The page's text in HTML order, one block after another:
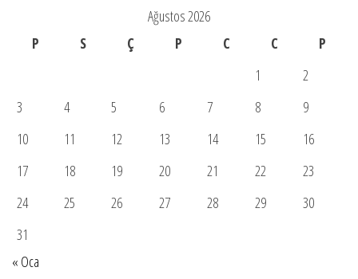
Ağustos 2026
P
S Ç P C C
P
1
2
3
4 5 6 7 8
9
10
11 12 13 14 15
16
17
18 19 20 21 22
23
24
25 26 27 28 29
30
31
« Oca